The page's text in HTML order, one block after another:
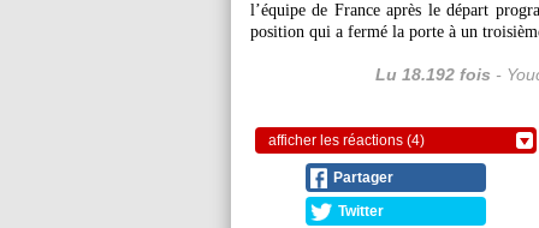
l’équipe de France après le départ
position qui a fermé la porte à un
Lu 18.192 fois -
afficher les réactions (4)
Partager
Twitter